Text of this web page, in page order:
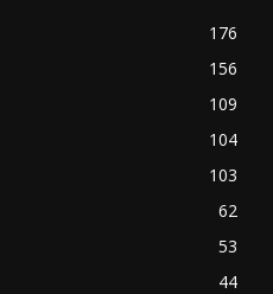
176
156
109
104
103
62
53
44